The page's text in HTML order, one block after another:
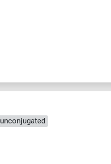
unconjugated